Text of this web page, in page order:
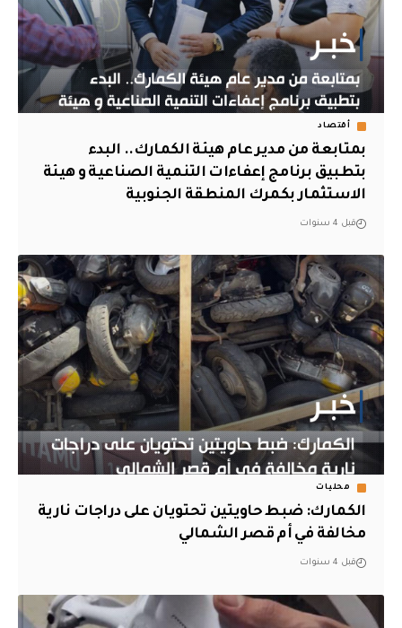
أقتصاد
بمتابعة من مدير عام هيئة الكمارك.. البدء
بتطبيق برنامج إعفاءات التنمية الصناعية و هيئة
الاستثمار بكمرك المنطقة الجنوبية
قبل 4 سنوات
محليات
الكمارك: ضبط حاويتين تحتويان على دراجات نارية
مخالفة في أم قصر الشمالي
قبل 4 سنوات